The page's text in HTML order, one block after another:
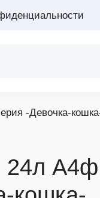
-Девочка-
А4ф